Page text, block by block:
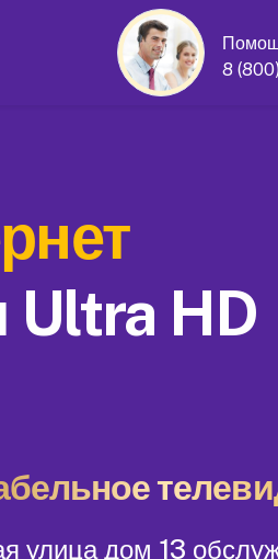
8
Ultra HD
улица дом 13